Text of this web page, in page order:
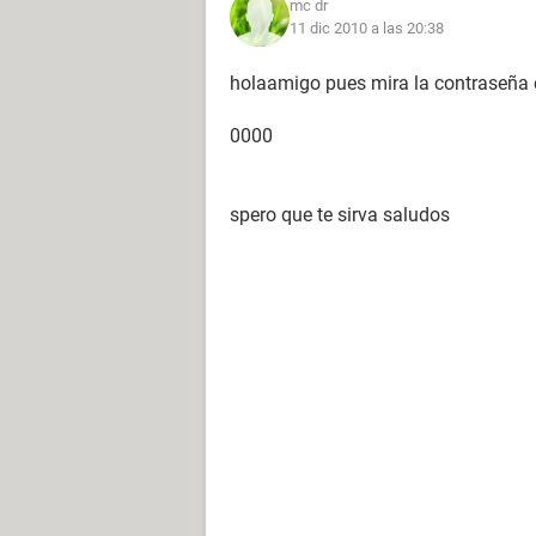
mc dr
11 dic 2010 a las 20:38
holaamigo pues mira la contraseña
0000
spero que te sirva saludos